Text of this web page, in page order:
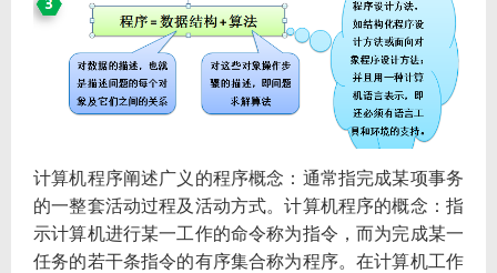
计算机程序阐述广义的程序概念：通常指完成某项事务
的一整套活动过程及活动方式。计算机程序的概念：指
示计算机进行某一工作的命令称为指令，而为完成某一
任务的若干条指令的有序集合称为程序。在计算机工作